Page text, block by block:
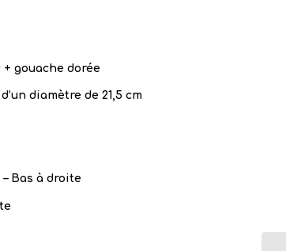
gouache dorée
diamètre de 21,5 cm
– Bas à droite